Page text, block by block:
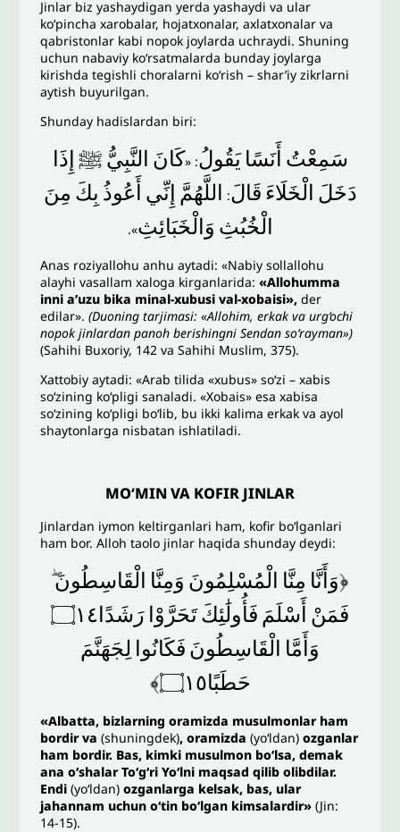
Jinlar biz yashaydigan yerda yashaydi va ular
ko‘pincha xarobalar, hojatxonalar, axlatxonalar va
qabristonlar kabi nopok joylarda uchraydi. Shuning
uchun nabaviy ko‘rsatmalarda bunday joylarga
kirishda tegishli choralarni ko‘rish – shar’iy zikrlarni
aytish buyurilgan.
Shunday hadislardan biri:
سَمِعْتُ أَنَسًا يَقُولُ: «كَانَ النَّبِيُّ ﷺ إِذَا
دَخَلَ الْخَلَاءَ قَالَ: اللَّهُمَّ إِنِّي أَعُوذُ بِكَ مِنَ
الْخُبُثِ وَالْخَبَائِثِ».
Anas roziyallohu anhu aytadi: «Nabiy sollallohu
alayhi vasallam xaloga kirganlarida:«Allohumma
inni a’uzu bika minal-xubusi val-xobaisi»,der
edilar».(Duoning tarjimasi: «Allohim, erkak va urg‘ochi
nopok jinlardan panoh berishingni Sendan so‘rayman»)
(Sahihi Buxoriy, 142 va Sahihi Muslim, 375).
Xattobiy aytadi: «Arab tilida «xubus» so‘zi – xabis
so‘zining ko‘pligi sanaladi. «Xobais» esa xabisa
so‘zining ko‘pligi bo‘lib, bu ikki kalima erkak va ayol
shaytonlarga nisbatan ishlatiladi.
MO‘MIN VA KOFIR JINLAR
Jinlardan iymon keltirganlari ham, kofir bo‘lganlari
ham bor. Alloh taolo jinlar haqida shunday deydi:
﴿وَأَنَّا مِنَّا الْمُسْلِمُونَ وَمِنَّا الْقَاسِطُونَ
فَمَنْ أَسْلَمَ فَأُولَٰئِكَتَحَرَّوْا رَشَدًا۝١٤
وَأَمَّا الْقَاسِطُونَ فَكَانُوا لِجَهَنَّمَ
حَطَبًا۝١٥﴾
«Albatta, bizlarning oramizda musulmonlar ham
bordir va(shuningdek), oramizda(yo‘ldan) ozganlar
ham bordir. Bas, kimki musulmon bo‘lsa, demak
ana o‘shalar To‘g‘ri Yo‘lni maqsad qilib olibdilar.
Endi(yo‘ldan) ozganlarga kelsak, bas, ular
jahannam uchun o‘tin bo‘lgan kimsalardir» (Jin:
14-15).